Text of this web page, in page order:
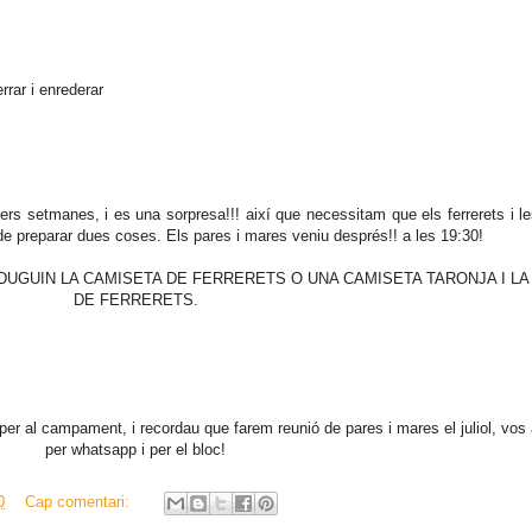
i enrederar
setmanes, i es una sorpresa!!! així que necessitam que els ferrerets i
preparar dues coses. Els pares i mares veniu després!! a les 19:30!
LA CAMISETA DE FERRERETS O UNA CAMISETA TARONJA I
DE FERRERETS.
al campament, i recordau que farem reunió de pares i mares el juliol, vos
per whatsapp i per el bloc!
Cap comentari: